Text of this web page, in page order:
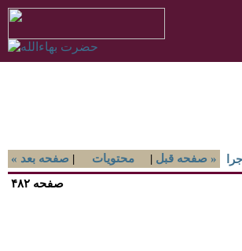
« صفحه بعد | محتويات | صفحه قبل »
اجرا